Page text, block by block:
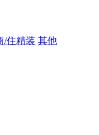
/住精装 其他